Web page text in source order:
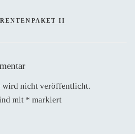
RENTENPAKET II
wird nicht veröffentlicht.
mit * markiert